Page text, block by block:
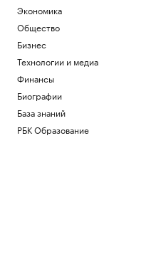
Экономика
Общество
Бизнес
Технологии и медиа
Финансы
Биографии
База знаний
РБК Образование